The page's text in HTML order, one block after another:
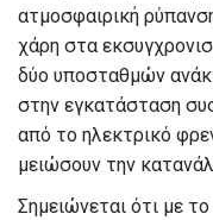
ατμοσφαιρική
χάρη στα
δύο υποσταθμών
στην εγκατάσταση
από το ηλεκτρικό
μειώσουν την
Σημειώνεται ότι με